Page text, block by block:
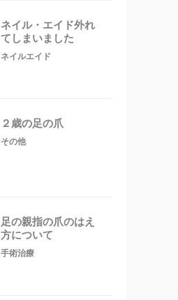
ネイル・エイド外れ
てしまいました
ネイルエイド
２歳の足の爪
その他
足の親指の爪のはえ
方について
手術治療